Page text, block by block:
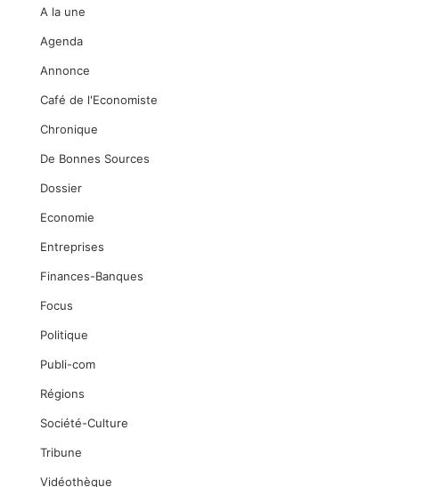
A la une
Agenda
Annonce
Café de l'Economiste
Chronique
De Bonnes Sources
Dossier
Economie
Entreprises
Finances-Banques
Focus
Politique
Publi-com
Régions
Société-Culture
Tribune
Vidéothèque